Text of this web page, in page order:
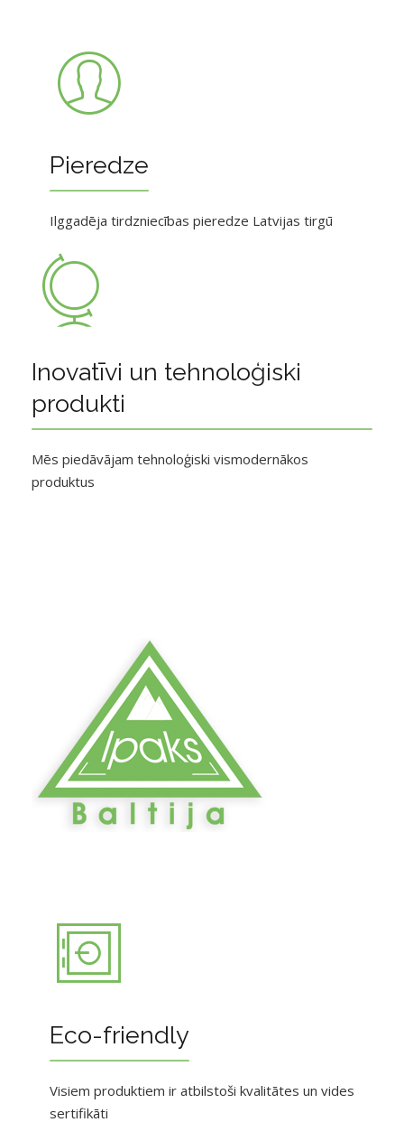
Pieredze
Ilggadēja tirdzniecības pieredze Latvijas tirgū
Inovatīvi un tehnoloģiski
produkti
Mēs piedāvājam tehnoloģiski vismodernākos
produktus
Eco-friendly
Visiem produktiem ir atbilstoši kvalitātes un vides
sertifikāti